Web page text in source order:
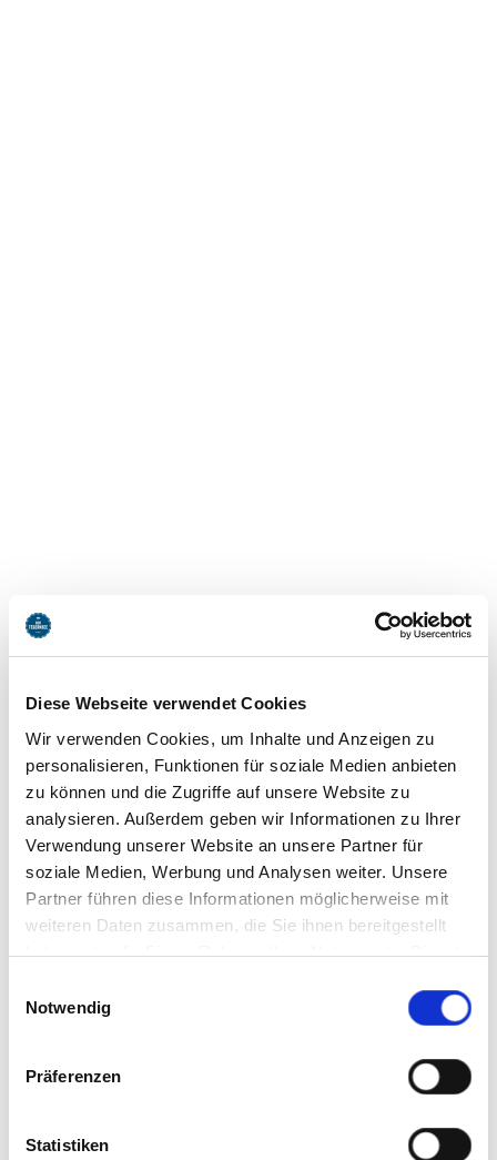
Diese Webseite verwendet Cookies
Wir verwenden Cookies, um Inhalte und Anzeigen zu
personalisieren, Funktionen für soziale Medien anbieten
zu können und die Zugriffe auf unsere Website zu
analysieren. Außerdem geben wir Informationen zu Ihrer
Verwendung unserer Website an unsere Partner für
soziale Medien, Werbung und Analysen weiter. Unsere
Partner führen diese Informationen möglicherweise mit
weiteren Daten zusammen, die Sie ihnen bereitgestellt
haben oder die Sie im Rahmen Ihrer Nutzung der Dienste
Cookies, wenn Sie unsere Webseite weiterhin nutzen.
Notwendig
Präferenzen
Statistiken